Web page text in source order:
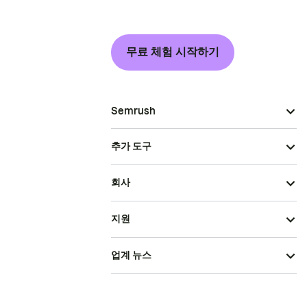
무료 체험 시작하기
Semrush
추가 도구
회사
지원
업계 뉴스